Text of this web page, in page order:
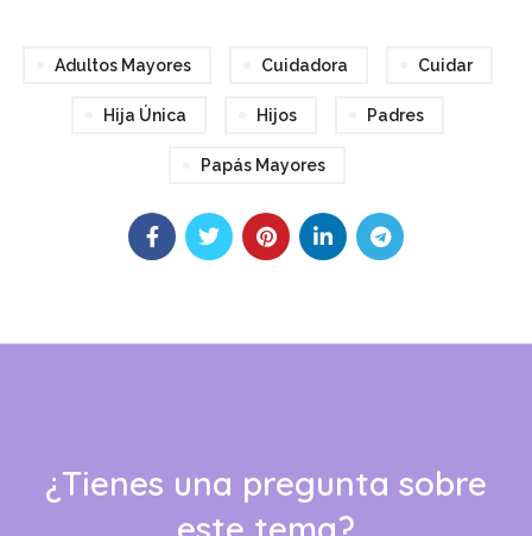
Adultos Mayores Cuidadora Cuidar
Hija Única Hijos Padres
Papás Mayores
¿Tienes una pregunta sobre